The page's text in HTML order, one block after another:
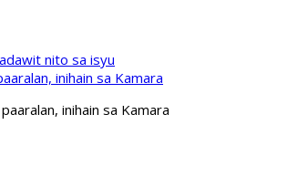
nito sa isyu
inihain sa Kamara
inihain sa Kamara